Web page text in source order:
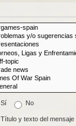
Sí No
Título y texto del mensaje